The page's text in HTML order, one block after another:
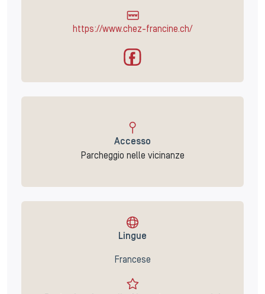
https://www.chez-francine.ch/
Accesso
Parcheggio nelle vicinanze
Lingue
Francese